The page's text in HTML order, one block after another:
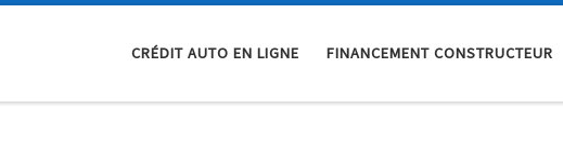
CRÉDIT AUTO EN LIGNE FINANCEMENT CONSTRUCTEUR